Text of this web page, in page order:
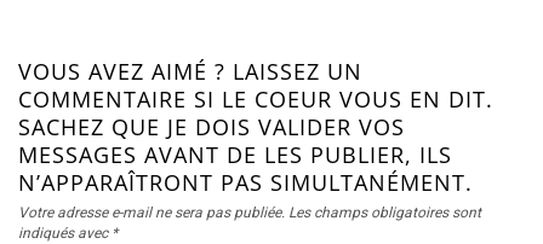
VOUS AVEZ AIMÉ ? LAISSEZ UN
COMMENTAIRE SI LE COEUR VOUS EN DIT.
SACHEZ QUE JE DOIS VALIDER VOS
MESSAGES AVANT DE LES PUBLIER, ILS
N’APPARAÎTRONT PAS SIMULTANÉMENT.
Votre adresse e-mail ne sera pas publiée. Les champs obligatoires sont
indiqués avec *